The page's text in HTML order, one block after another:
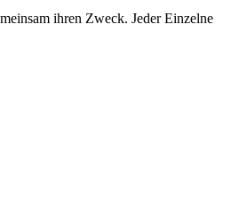
ihren Zweck. Jeder Einzelne